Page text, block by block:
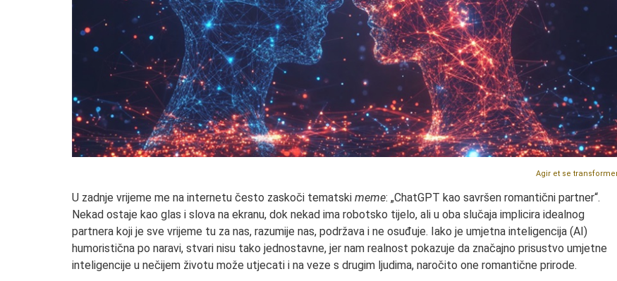
Agir et se
U zadnje vrijeme me na internetu često zaskoči tematski meme: „ChatGPT kao savršen romantični partner“.
Nekad ostaje kao glas i slova na ekranu, dok nekad ima robotsko tijelo, ali u oba slučaja implicira idealnog
partnera koji je sve vrijeme tu za nas, razumije nas, podržava i ne osuđuje. Iako je umjetna inteligencija (AI)
humoristična po naravi, stvari nisu tako jednostavne, jer nam realnost pokazuje da značajno prisustvo umjetne
inteligencije u nečijem životu može utjecati i na veze s drugim ljudima, naročito one romantične prirode.